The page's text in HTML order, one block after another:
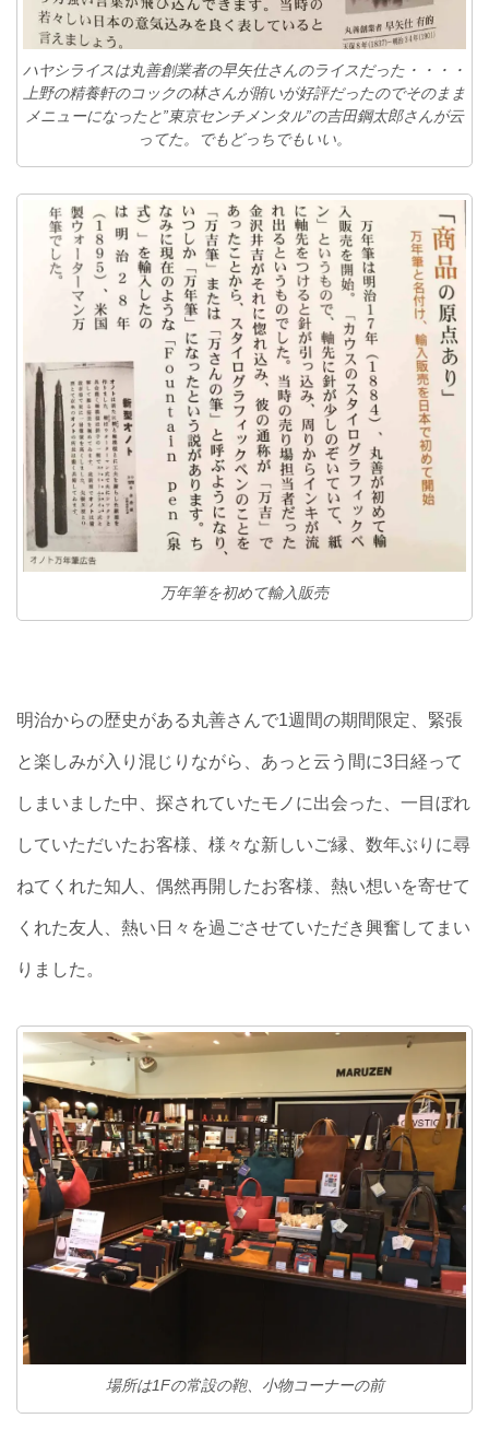
ハヤシライスは丸善創業者の早矢仕さんのライスだった・・・・
上野の精養軒のコックの林さんが賄いが好評だったのでそのまま
メニューになったと”東京センチメンタル”の吉田鋼太郎さんが云
ってた。でもどっちでもいい。
万年筆を初めて輸入販売
明治からの歴史がある丸善さんで1週間の期間限定、緊張
と楽しみが入り混じりながら、あっと云う間に3日経って
しまいました中、探されていたモノに出会った、一目ぼれ
していただいたお客様、様々な新しいご縁、数年ぶりに尋
ねてくれた知人、偶然再開したお客様、熱い想いを寄せて
くれた友人、熱い日々を過ごさせていただき興奮してまい
りました。
場所は1Fの常設の鞄、小物コーナーの前